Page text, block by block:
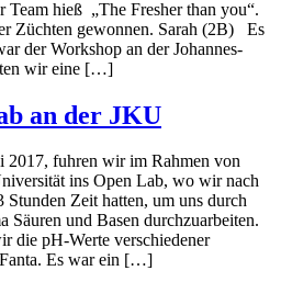
Team hieß „The Fresher than you“.
Züchten gewonnen. Sarah (2B) Es
der Workshop an der Johannes-
wir eine […]
an der JKU
2017, fuhren wir im Rahmen von
ins Open Lab, wo wir nach
Zeit hatten, um uns durch
Säuren und Basen durchzuarbeiten.
die pH-Werte verschiedener
Es war ein […]